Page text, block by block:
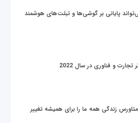
پایانی بر گوشی‌ها و تبلت‌های هوشمند
زندگی همه ما را برای همیشه تغییر